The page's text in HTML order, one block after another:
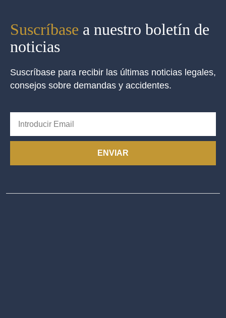
Suscríbase a nuestro boletín de
noticias
Suscríbase para recibir las últimas noticias legales,
consejos sobre demandas y accidentes.
ENVIAR